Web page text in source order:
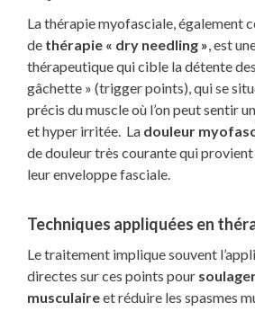
La thérapie myofasciale, également
de thérapie « dry needling » , est
thérapeutique qui cible la détente
gâchette » (trigger points), qui se
précis du muscle où l’on peut sentir
et hyper irritée. La douleur
de douleur très courante qui provient
leur enveloppe fasciale.
Techniques appliquées en
Le traitement implique souvent
directes sur ces points pour
musculaireet réduire les spasmes